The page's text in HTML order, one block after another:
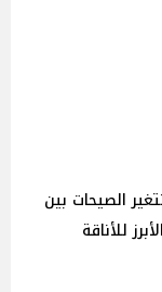
الصيحات بين
للأناقة